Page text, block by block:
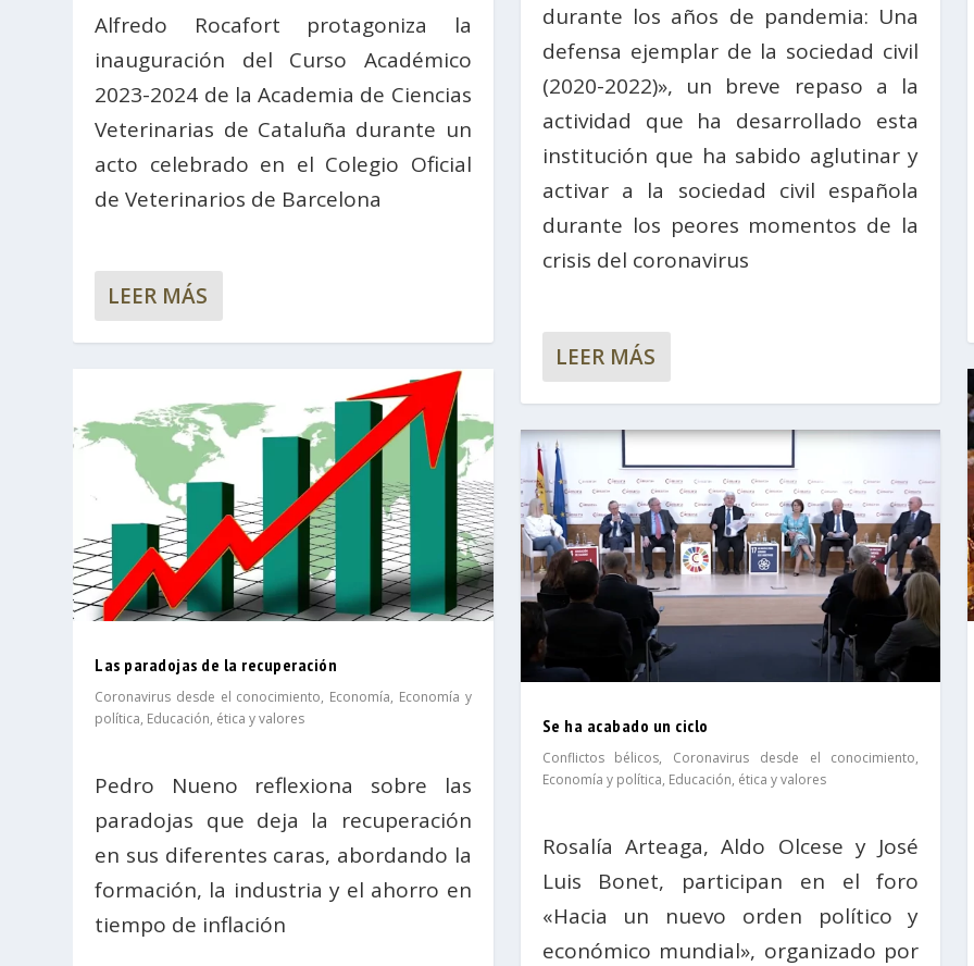
Alfredo Rocafort protagoniza la
inauguración del Curso Académico
2023-2024 de la Academia de Ciencias
Veterinarias de Cataluña durante un
acto celebrado en el Colegio Oficial
de Veterinarios de Barcelona
LEER MÁS
Las paradojas de la recuperación
Coronavirus desde el conocimiento, Economía, Economía y
política, Educación, ética y valores
Pedro Nueno reflexiona sobre las
paradojas que deja la recuperación
en sus diferentes caras, abordando la
formación, la industria y el ahorro en
tiempo de inflación
durante los años de pandemia: Una
defensa ejemplar de la sociedad civil
(2020-2022)», un breve repaso a la
actividad que ha desarrollado esta
institución que ha sabido aglutinar y
activar a la sociedad civil española
durante los peores momentos de la
crisis del coronavirus
LEER MÁS
Se ha acabado un ciclo
Conflictos bélicos, Coronavirus desde el conocimiento,
Economía y política, Educación, ética y valores
Rosalía Arteaga, Aldo Olcese y José
Luis Bonet, participan en el foro
«Hacia un nuevo orden político y
económico mundial», organizado por